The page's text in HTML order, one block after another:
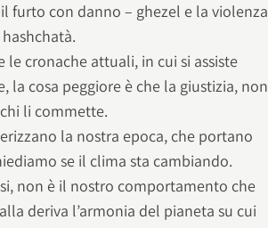
furto con danno – ghezel e la violenza
cronache attuali, in cui si assiste
cosa peggiore è che la giustizia, non
li commette.
la nostra epoca, che portano
se il clima sta cambiando.
non è il nostro comportamento che
deriva l’armonia del pianeta su cui